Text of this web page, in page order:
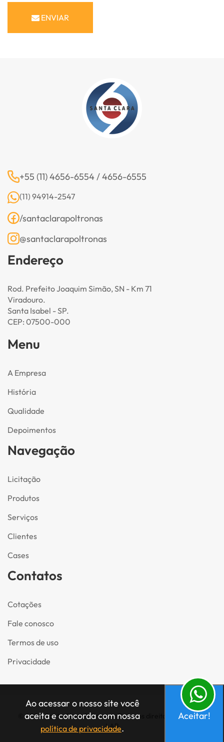
ENVIAR
+55 (11) 4656-6554 / 4656-6555
(11) 94914-2547
/santaclarapoltronas
@santaclarapoltronas
Endereço
Rod. Prefeito Joaquim Simão, SN - Km 71
Viradouro.
Santa Isabel - SP.
CEP: 07500-000
Menu
A Empresa
História
Qualidade
Depoimentos
Navegação
Licitação
Produtos
Serviços
Clientes
Cases
Contatos
Cotações
Fale conosco
Termos de uso
Privacidade
© 2024. Santa Clara Poltronas. Todos os direitos reservados
LAB
Ao acessar o nosso site você
aceita e concorda com nossa
política de privacidade.
Aceitar!